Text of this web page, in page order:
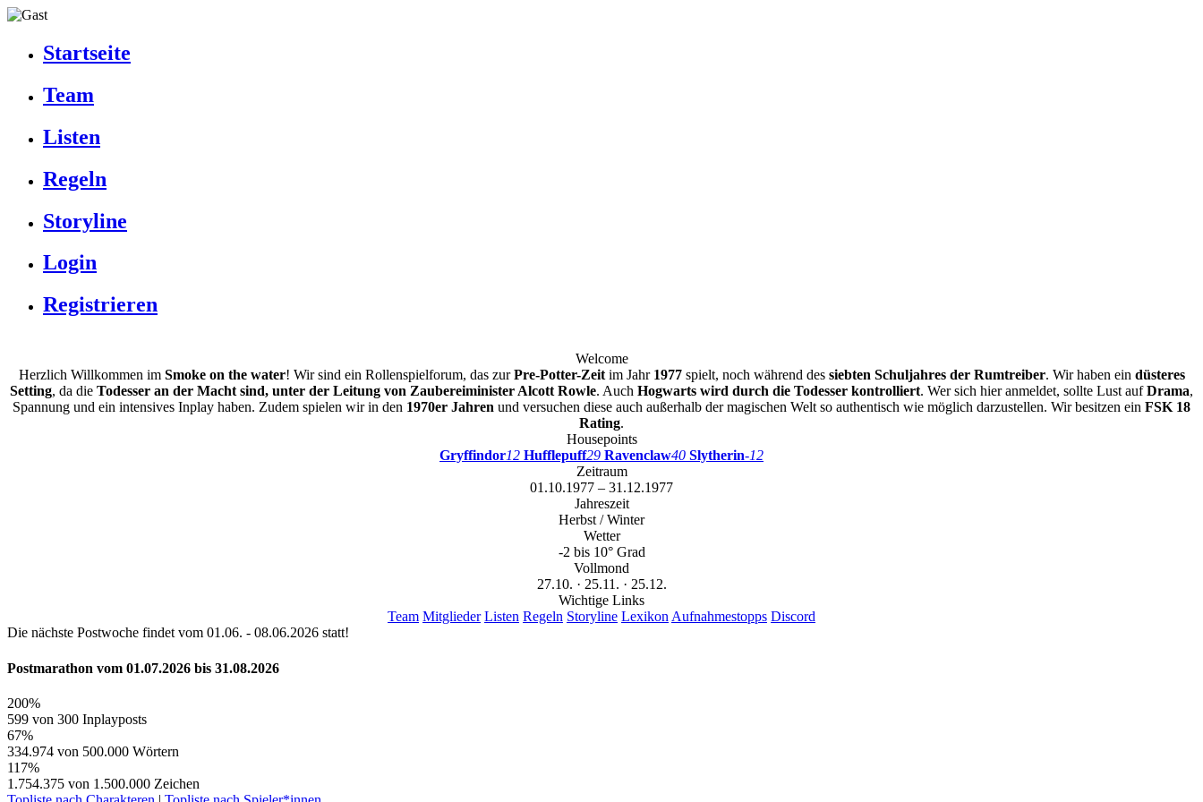
Startseite
Team
Listen
Regeln
Storyline
Login
Registrieren
Welcome
Herzlich Willkommen im Smoke on the water! Wir sind ein Rollenspielforum, das zurPre-Potter-Zeitim Jahr 1977spielt, noch während des siebten Schuljahres der Rumtreiber. Wir haben ein düsteres
Setting, da die Todesser an der Macht sind, unter der Leitung von Zaubereiminister Alcott Rowle. Auch Hogwarts wird durch die Todesser kontrolliert. Wer sich hier anmeldet, sollte Lust aufDrama,
Spannung und ein intensives Inplay haben. Zudem spielen wir in den 1970er Jahren und versuchen diese auch außerhalb der magischen Welt so authentisch wie möglich darzustellen. Wir besitzen ein FSK 18
Rating.
Housepoints
Gryffindor12 Hufflepuff29 Ravenclaw40 Slytherin-12
Zeitraum
01.10.1977 – 31.12.1977
Jahreszeit
Herbst / Winter
Wetter
-2 bis 10° Grad
Vollmond
27.10. · 25.11. · 25.12.
Wichtige Links
Team Mitglieder Listen Regeln Storyline Lexikon Aufnahmestopps Discord
Die nächste Postwoche findet vom 01.06. - 08.06.2026 statt!
Postmarathon vom 01.07.2026 bis 31.08.2026
200%
599 von 300 Inplayposts
67%
334.974 von 500.000 Wörtern
117%
1.754.375 von 1.500.000 Zeichen